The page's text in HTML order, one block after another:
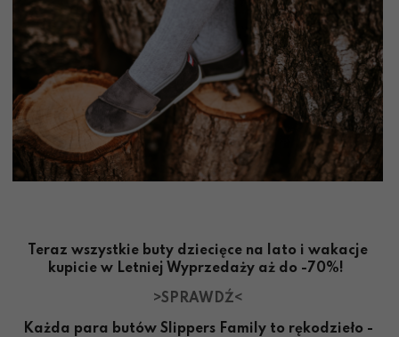
Teraz wszystkie buty dziecięce na lato i wakacje
kupicie w Letniej Wyprzedaży aż do -70%!
>SPRAWDŹ<
Każda para butów Slippers Family to rękodzieło -